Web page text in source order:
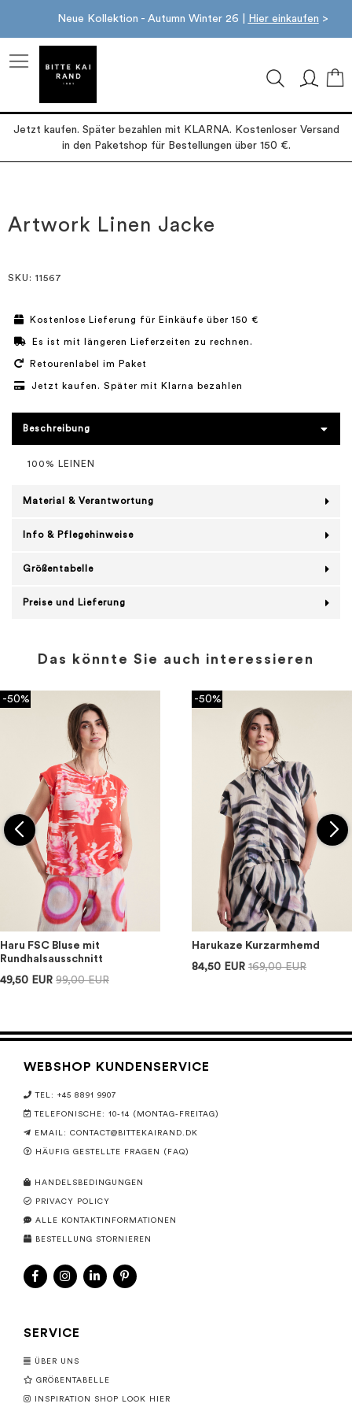
Neue Kollektion - Autumn Winter 26 | Hier einkaufen >
Jetzt kaufen. Später bezahlen mit KLARNA. Kostenloser Versand
in den Paketshop für Bestellungen über 150 €.
der
Bildgalerie
der
Bildgalerie
Artwork Linen Jacke
SKU : 11567
Kostenlose Lieferung für Einkäufe über 150 €
Es ist mit längeren Lieferzeiten zu rechnen.
Retourenlabel im Paket
Jetzt kaufen. Später mit Klarna bezahlen
Beschreibung
100% LEINEN
Material & Verantwortung
Info & Pflegehinweise
Größentabelle
Preise und Lieferung
Das könnte Sie auch interessieren
-50%
Haru FSC Bluse mit
Rundhalsausschnitt
49,50 EUR 99,00 EUR
-50%
Harukaze Kurzarmhemd
84,50 EUR 169,00 EUR
WEBSHOP KUNDENSERVICE
TEL: +45 8891 9907
TELEFONISCHE: 10-14 (MONTAG-FREITAG)
EMAIL: CONTACT@BITTEKAIRAND.DK
HÄUFIG GESTELLTE FRAGEN (FAQ)
HANDELSBEDINGUNGEN
PRIVACY POLICY
ALLE KONTAKTINFORMATIONEN
BESTELLUNG STORNIEREN
SERVICE
ÜBER UNS
GRÖßENTABELLE
INSPIRATION SHOP LOOK HIER